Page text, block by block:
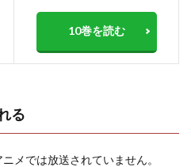
10巻を読む
る
メでは放送されていません。